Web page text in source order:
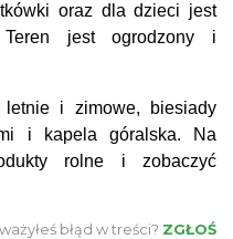
oraz dla dzieci jest
jest ogrodzony i
letnie i zimowe, biesiady
i kapela góralska. Na
rolne i zobaczyć
błąd w treści? ZGŁOŚ